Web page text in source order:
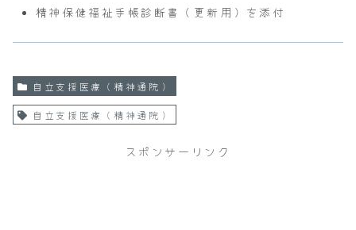
精神保健福祉手帳診断書（更新用）を添付
自立支援医療（精神通院）
自立支援医療（精神通院）
スポンサーリンク